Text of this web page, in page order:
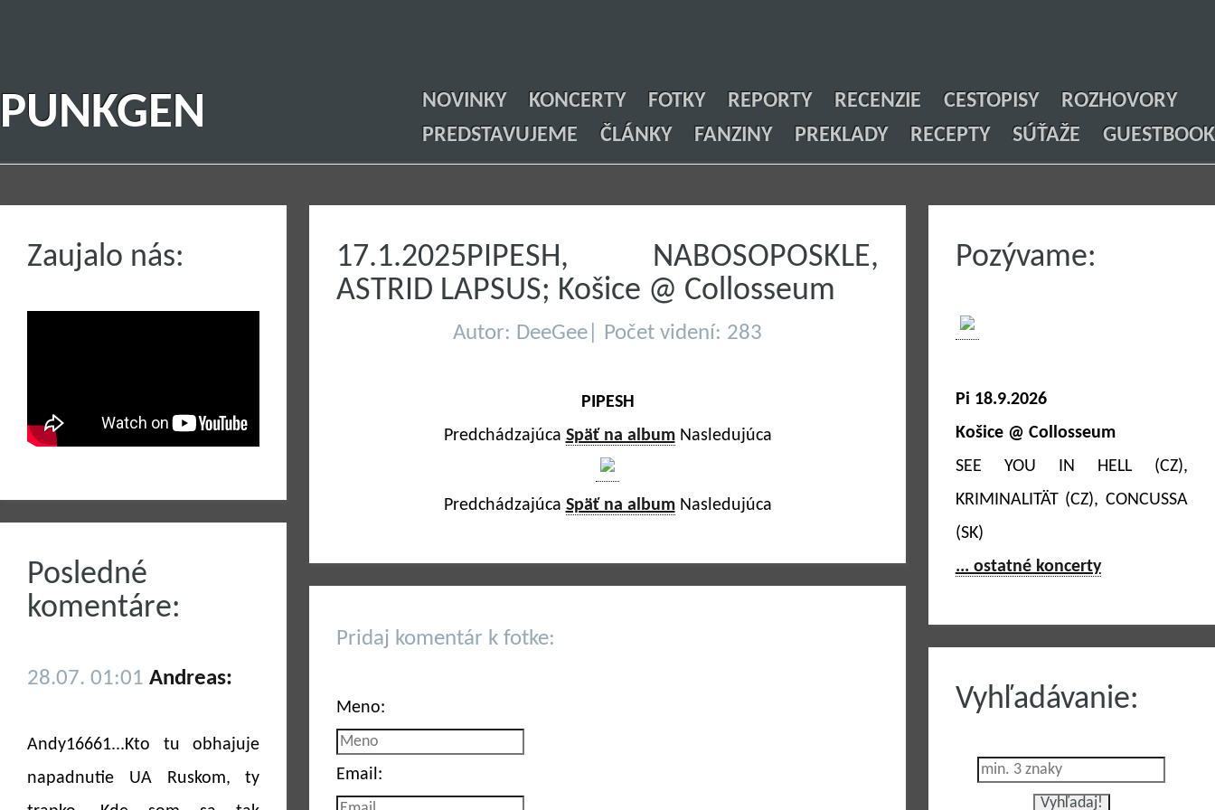
PUNKGEN NOVINKY KONCERTY FOTKY REPORTY RECENZIE CESTOPISY
ROZHOVORY
PREDSTAVUJEME
ČLÁNKY FANZINY PREKLADY RECEPTY SÚŤAŽE GUESTBOOK
Zaujalo nás:
Posledné
komentáre:
28.07. 01:01 Andreas:
Andy16661...Kto tu obhajuje
napadnutie UA Ruskom, ty
17.1.2025PIPESH, NABOSOPOSKLE,
ASTRID LAPSUS; Košice @ Collosseum
Autor: DeeGee| Počet videní: 283
PIPESH
Predchádzajúca Späť na albumNasledujúca
Predchádzajúca Späť na albumNasledujúca
Pridaj komentár k fotke:
Meno:
Email:
Pozývame:
Pi 18.9.2026
Košice @ Collosseum
SEE YOU IN HELL (CZ),
KRIMINALITÄT (CZ), CONCUSSA
(SK)
... ostatné koncerty
Vyhľadávanie: